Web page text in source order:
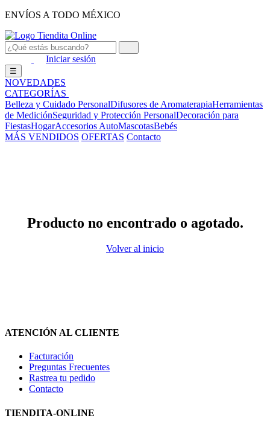
ENVÍOS A TODO MÉXICO
Iniciar sesión
☰
NOVEDADES
CATEGORÍAS
Belleza y Cuidado PersonalDifusores de AromaterapiaHerramientas
de MediciónSeguridad y Protección PersonalDecoración para
FiestasHogarAccesorios AutoMascotasBebés
MÁS VENDIDOS OFERTAS Contacto
Producto no encontrado o agotado.
Volver al inicio
ATENCIÓN AL CLIENTE
Facturación
Preguntas Frecuentes
Rastrea tu pedido
Contacto
TIENDITA-ONLINE